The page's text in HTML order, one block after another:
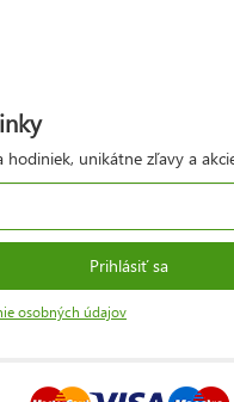
hodiniek, unikátne zľavy a
Prihlásiť sa
osobných údajov